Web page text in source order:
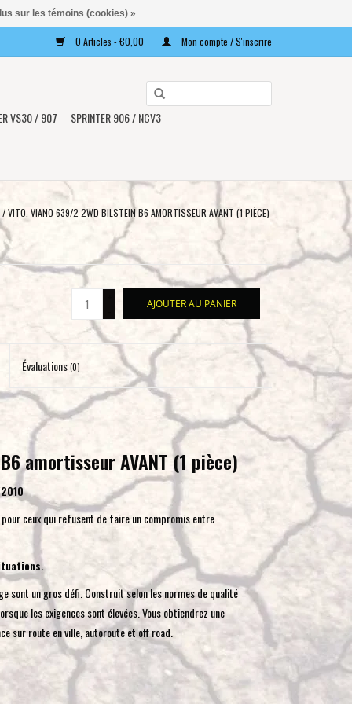
0 Articles - €0,00 Mon compte / S'inscrire
sélectionner
résultat
Entrée
pour
de
recherche
sélectionné.
Les
utilisateurs
d'appareils
tactiles
peuvent
de
gestes
tels
VS30 / 907
SPRINTER 906 / NCV3
/VITO, VIANO 639/2 2WD BILSTEIN B6 AMORTISSEUR AVANT (1 PIÈCE)
AJOUTER AU PANIER
Évaluations(0)
amortisseur AVANT (1 pièce)
ceux qui refusent de faire un compromis entre
sont un gros défi. Construit selon les normes de qualité
les exigences sont élevées. Vous obtiendrez une
sur route en ville, autoroute et off road.
sur les témoins (cookies) »